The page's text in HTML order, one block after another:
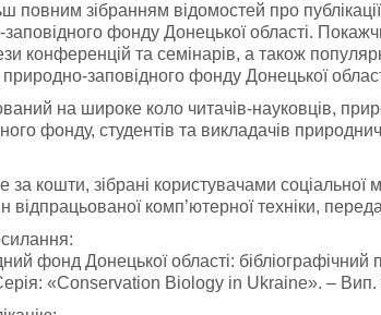
повним зібранням відомостей про
заповідного фонду Донецької області.
конференцій та семінарів, а також
природно-заповідного фонду Донецької
на широке коло читачів-науковців,
фонду, студентів та викладачів
за кошти, зібрані користувачами
відпрацьованої комп’ютерної техніки,
фонд Донецької області:
«Conservation Biology in Ukraine». –